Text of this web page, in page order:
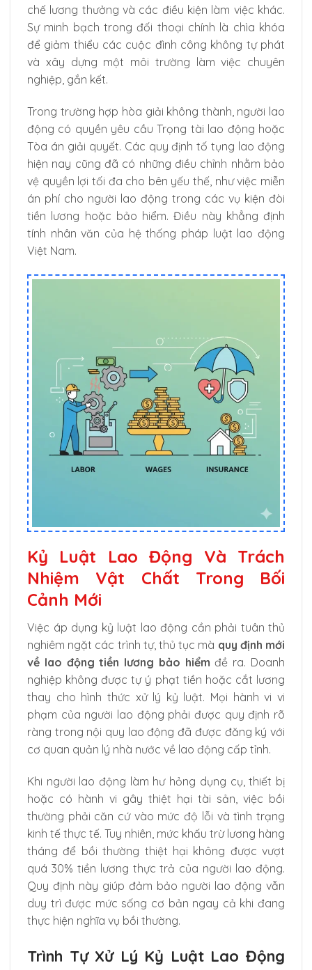
chế lương thưởng và các điều kiện làm việc khác.
Sự minh bạch trong đối thoại chính là chìa khóa
để giảm thiểu các cuộc đình công không tự phát
và xây dựng một môi trường làm việc chuyên
nghiệp, gắn kết.
Trong trường hợp hòa giải không thành, người lao
động có quyền yêu cầu Trọng tài lao động hoặc
Tòa án giải quyết. Các quy định tố tụng lao động
hiện nay cũng đã có những điều chỉnh nhằm bảo
vệ quyền lợi tối đa cho bên yếu thế, như việc miễn
án phí cho người lao động trong các vụ kiện đòi
tiền lương hoặc bảo hiểm. Điều này khẳng định
tính nhân văn của hệ thống pháp luật lao động
Việt Nam.
Kỷ Luật Lao Động Và Trách
Nhiệm Vật Chất Trong Bối
Cảnh Mới
Việc áp dụng kỷ luật lao động cần phải tuân thủ
nghiêm ngặt các trình tự, thủ tục mà quy định mới
về lao động tiền lương bảo hiểm đề ra. Doanh
nghiệp không được tự ý phạt tiền hoặc cắt lương
thay cho hình thức xử lý kỷ luật. Mọi hành vi vi
phạm của người lao động phải được quy định rõ
ràng trong nội quy lao động đã được đăng ký với
cơ quan quản lý nhà nước về lao động cấp tỉnh.
Khi người lao động làm hư hỏng dụng cụ, thiết bị
hoặc có hành vi gây thiệt hại tài sản, việc bồi
thường phải căn cứ vào mức độ lỗi và tình trạng
kinh tế thực tế. Tuy nhiên, mức khấu trừ lương hàng
tháng để bồi thường thiệt hại không được vượt
quá 30% tiền lương thực trả của người lao động.
Quy định này giúp đảm bảo người lao động vẫn
duy trì được mức sống cơ bản ngay cả khi đang
thực hiện nghĩa vụ bồi thường.
Trình Tự Xử Lý Kỷ Luật Lao Động